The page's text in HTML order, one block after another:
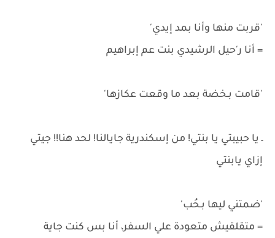
'قربت منها وأنا بمد إيدي'
= أنا ر'حيل الرشيدي بنت عم إبراهيم
'قامت بـخضة بعد ما وقعت عكازها'
ـ يا حبيبتي يا بنتي! من إسكندرية جايالنا! لحد هنا!! جيتي
إزاي يابنتي
'ضمتني ليها بـحُب'
= متقلقيش متعودة علي السفر، أنا بس كنت جاية